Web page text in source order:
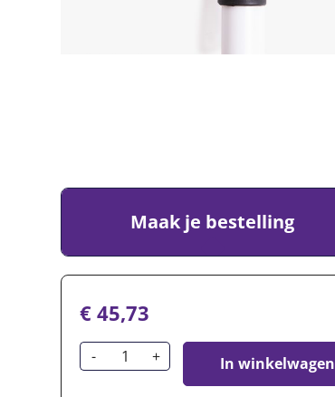
Maak je bestelling
€ 45,73
In winkelwagen